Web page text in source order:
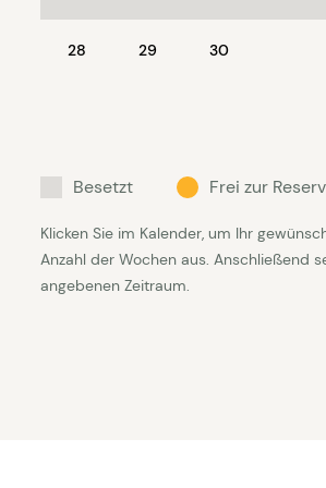
28 29 30
Besetzt Frei zur
Klicken Sie im Kalender, um Ihr
Anzahl der Wochen aus. Anschließend
angebenen Zeitraum.